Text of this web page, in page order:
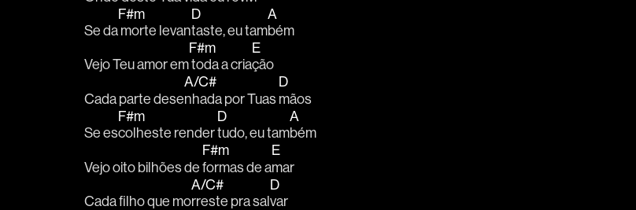
Se da
F#m
morte levan
D
taste, eu tam
A
bém
Vejo Teu amor em
F#m
toda a cria
E
ção
Cada parte dese
A/C#
nhada por Tuas
D
mãos
Se es
F#m
colheste render
D
tudo, eu tam
A
bém
Vejo oito bilhões de
F#m
formas de a
E
mar
Cada filho que mo
A/C#
rreste pra sal
D
var